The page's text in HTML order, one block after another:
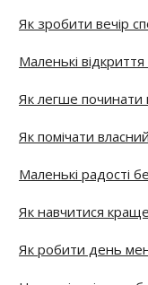
Як зробити вечір
Маленькі
Як легше починати
Як помічати
Маленькі радості
Як навчитися
Як робити день